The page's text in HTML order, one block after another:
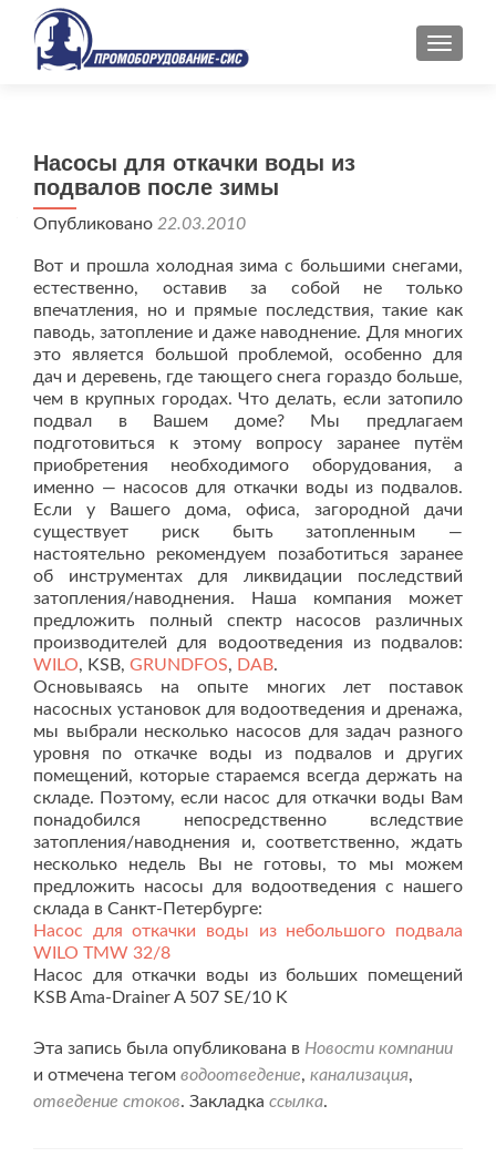
Насосы для откачки воды из
подвалов после зимы
Опубликовано 22.03.2010
Вот и прошла холодная зима с большими снегами,
естественно, оставив за собой не только
впечатления, но и прямые последствия, такие как
паводь, затопление и даже наводнение. Для многих
это является большой проблемой, особенно для
дач и деревень, где тающего снега гораздо больше,
чем в крупных городах. Что делать, если затопило
подвал в Вашем доме? Мы предлагаем
подготовиться к этому вопросу заранее путём
приобретения необходимого оборудования, а
именно — насосов для откачки воды из подвалов.
Если у Вашего дома, офиса, загородной дачи
существует риск быть затопленным —
настоятельно рекомендуем позаботиться заранее
об инструментах для ликвидации последствий
затопления/наводнения. Наша компания может
предложить полный спектр насосов различных
производителей для водоотведения из подвалов:
WILO, KSB, GRUNDFOS, DAB.
Основываясь на опыте многих лет поставок
насосных установок для водоотведения и дренажа,
мы выбрали несколько насосов для задач разного
уровня по откачке воды из подвалов и других
помещений, которые стараемся всегда держать на
складе. Поэтому, если насос для откачки воды Вам
понадобился непосредственно вследствие
затопления/наводнения и, соответственно, ждать
несколько недель Вы не готовы, то мы можем
предложить насосы для водоотведения с нашего
склада в Санкт-Петербурге:
Насос для откачки воды из небольшого подвала
WILO TMW 32/8
Насос для откачки воды из больших помещений
KSB Ama-Drainer A 507 SE/10 K
Эта запись была опубликована в Новости компании
и отмечена тегом водоотведение, канализация,
отведение стоков. Закладка ссылка.